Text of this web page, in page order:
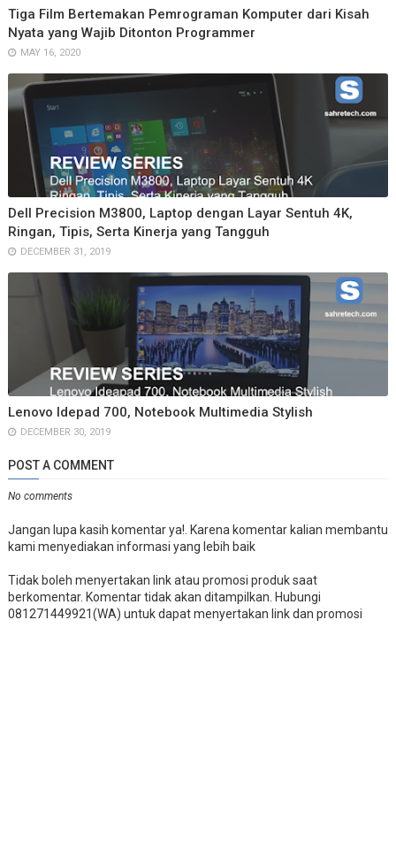
Tiga Film Bertemakan Pemrograman Komputer dari Kisah
Nyata yang Wajib Ditonton Programmer
MAY 16, 2020
Dell Precision M3800, Laptop dengan Layar Sentuh 4K,
Ringan, Tipis, Serta Kinerja yang Tangguh
DECEMBER 31, 2019
Lenovo Idepad 700, Notebook Multimedia Stylish
DECEMBER 30, 2019
POST A COMMENT
No comments
Jangan lupa kasih komentar ya!. Karena komentar kalian membantu
kami menyediakan informasi yang lebih baik
Tidak boleh menyertakan link atau promosi produk saat
berkomentar. Komentar tidak akan ditampilkan. Hubungi
081271449921(WA) untuk dapat menyertakan link dan promosi